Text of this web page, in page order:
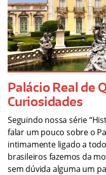
Palácio Real de
Curiosidades
Seguindo nossa série
falar um pouco sobre o
intimamente ligado a
brasileiros fazemos da
sem dúvida alguma um